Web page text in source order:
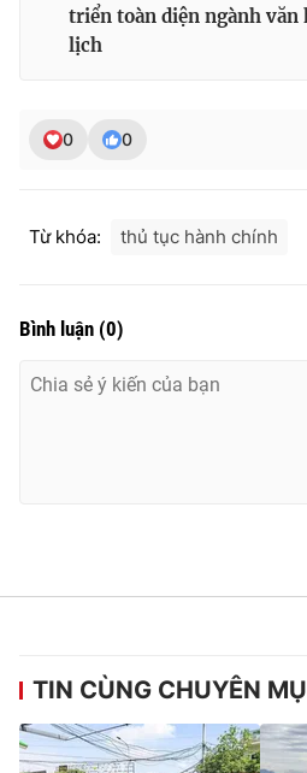
triển toàn diện ngành văn
lịch
0 0
Từ khóa: thủ tục hành chính
Bình luận (0)
TIN CÙNG CHUYÊN